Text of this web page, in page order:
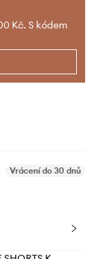
Kč. S kódem
Vrácení do 30 dnů